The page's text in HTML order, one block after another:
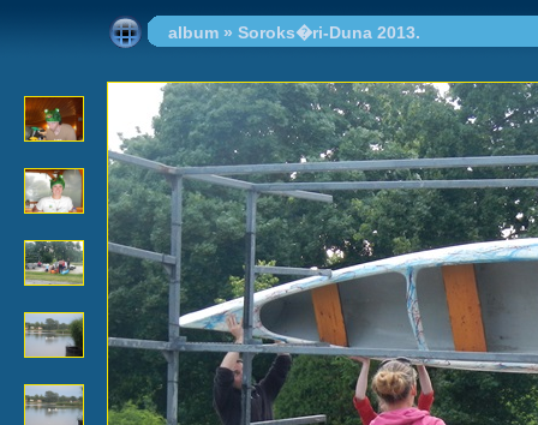
album » Soroks�ri-Duna 2013.